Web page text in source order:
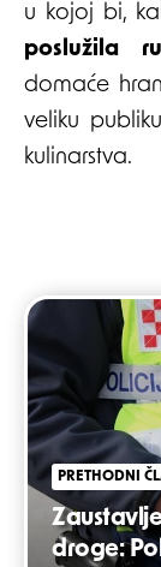
u kojoj bi,
poslužila
domaće
veliku
kulinarstva.
Post
PRETHODNI
droge: